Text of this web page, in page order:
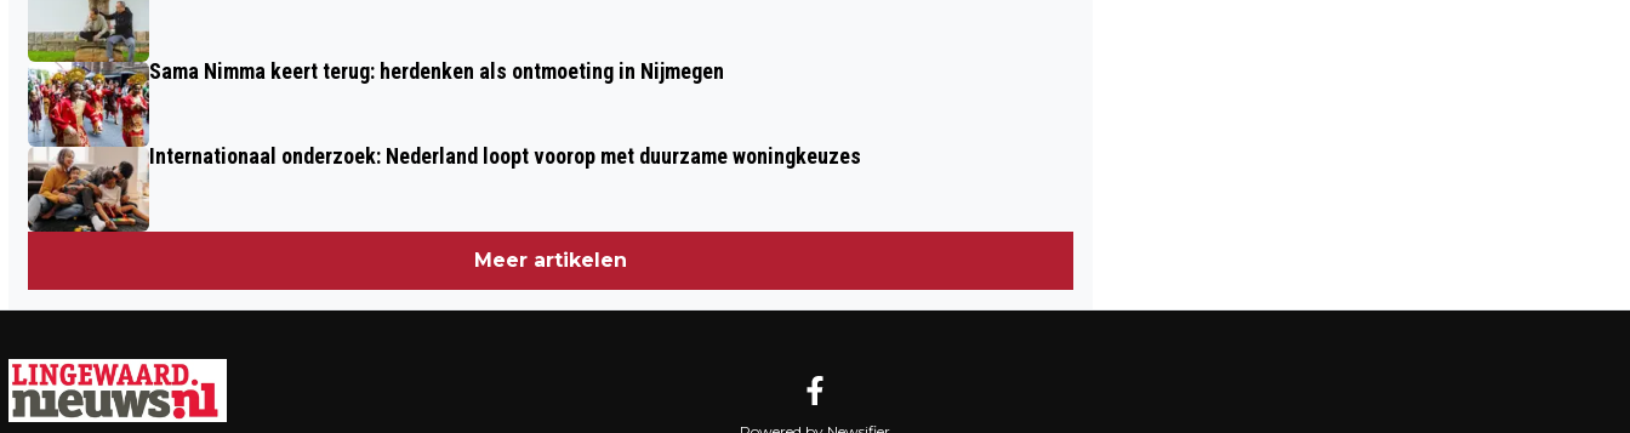
Sama Nimma keert terug: herdenken als ontmoeting in Nijmegen
Internationaal onderzoek: Nederland loopt voorop met duurzame woningkeuzes
Meer artikelen